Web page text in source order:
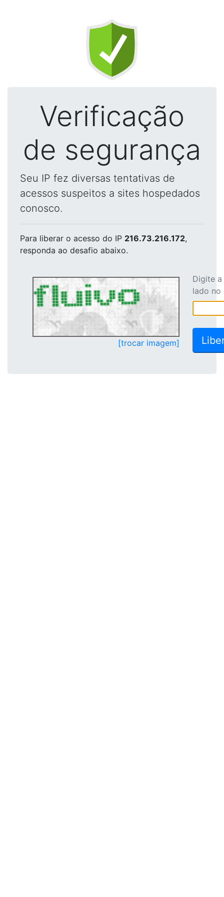
Verificação
de segurança
Seu IP fez diversas tentativas de
acessos suspeitos a sites hospedados
conosco.
Para liberar o acesso do IP 216.73.216.172,
responda ao desafio abaixo.
[trocar imagem]
Digite
lado no